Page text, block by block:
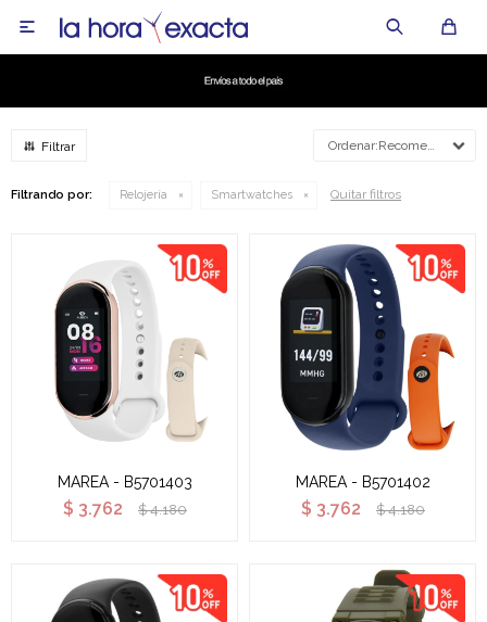

Recomendados
Filtrando por: Relojería Smartwatches Quitar filtros
MAREA - B5701403
$ 3.762 $ 4.180
MAREA - B5701402
$ 3.762 $ 4.180